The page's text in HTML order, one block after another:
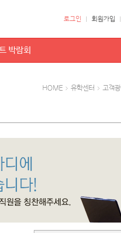
로그인 회원가입
박람회
HOME 유학센터 고객